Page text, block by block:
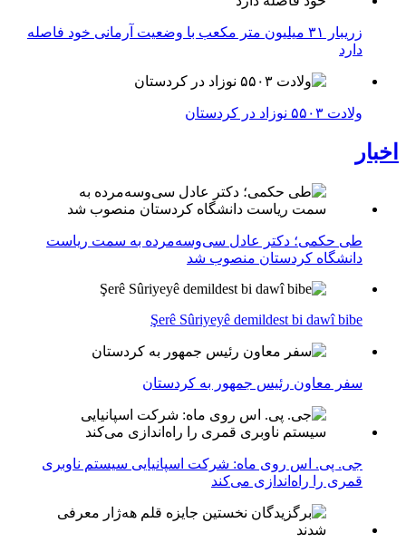
زریبار ۳۱ میلیون متر مکعب با وضعیت آرمانی خود فاصله
دارد
ولادت ۵۵۰۳ نوزاد در کردستان
اخبار
طی حکمی؛ دکتر عادل سی‌وسه‌مرده به سمت ریاست
دانشگاه کردستان منصوب شد
Şerê Sûriyeyê demildest bi dawî bibe
سفر معاون رئیس جمهور به کردستان
جی. پی. اس روی ماه: شرکت اسپانیایی سیستم ناوبری
قمری را راه‌اندازی می‌کند